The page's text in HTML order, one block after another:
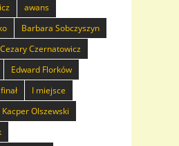
awans
Barbara Sobczyszyn
Cezary Czernatowicz
Edward Florków
finał
I miejsce
Kacper Olszewski